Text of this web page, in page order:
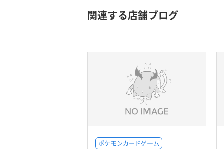
関連する店舗ブログ
ポケモンカードゲーム